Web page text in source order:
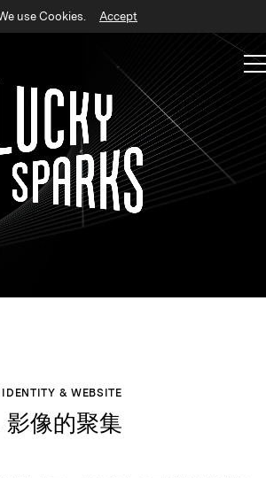
use Cookies. Accept
& WEBSITE
像的聚集